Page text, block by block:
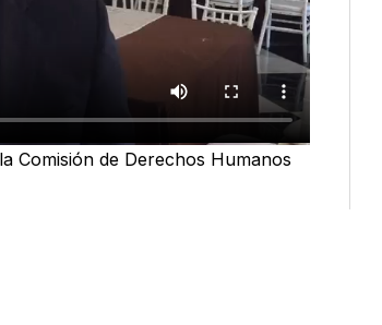
Comisión de Derechos Humanos